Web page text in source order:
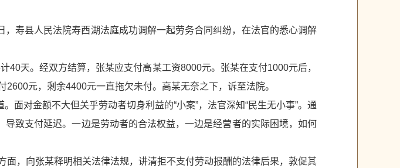
寿县人民法院寿西湖法庭成功调解一起劳务合同纠纷，在法官的悉心调解
天。经双方结算，张某应支付高某工资8000元。张某在支付1000元后，
元，剩余4400元一直拖欠未付。高某无奈之下，诉至法院。
面对金额不大但关乎劳动者切身利益的“小案”，法官深知“民生无小事”。通
致支付延迟。一边是劳动者的合法权益，一边是经营者的实际困境，如何
面，向张某释明相关法律法规，讲清拒不支付劳动报酬的法律后果，敦促其